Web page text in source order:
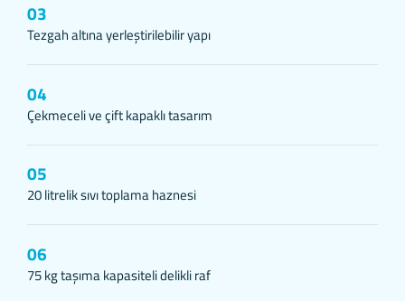
03
Tezgah altına yerleştirilebilir yapı
04
Çekmeceli ve çift kapaklı tasarım
05
20 litrelik sıvı toplama haznesi
06
75 kg taşıma kapasiteli delikli raf
İnternet Sitesinin, sizin ve Kurum’un hukuki ve ticari
ve Bu Yayınlar Yoluyla İşlenen Suçlarla Mücadele Edilmesi
yükümlülüklerini yerine getirmek.
Oturum çerezlerini ziyaretinizi süresince internet sitesinin düzgün